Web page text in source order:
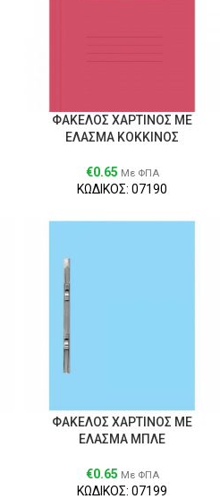
ΦΑΚΕΛΟΣ ΧΑΡΤΙΝΟΣ ΜΕ
ΕΛΑΣΜΑ ΚΟΚΚΙΝΟΣ
€0.65 Με ΦΠΑ
ΚΩΔΙΚΟΣ: 07190
ΦΑΚΕΛΟΣ ΧΑΡΤΙΝΟΣ ΜΕ
ΕΛΑΣΜΑ ΜΠΛΕ
€0.65 Με ΦΠΑ
ΚΩΔΙΚΟΣ: 07199